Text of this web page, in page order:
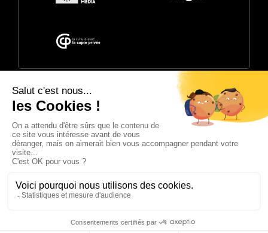
© 2026 Annecy Festival. Organisé parCITIA